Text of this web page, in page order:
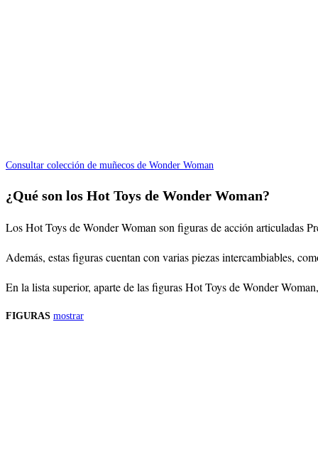
Consultar colección de muñecos de Wonder Woman
¿Qué son los Hot Toys de Wonder Woman?
Los Hot Toys de Wonder Woman son figuras de acción articuladas
Además, estas figuras cuentan con varias piezas intercambiables,
En la lista superior, aparte de las figuras Hot Toys de Wonder
FIGURAS mostrar